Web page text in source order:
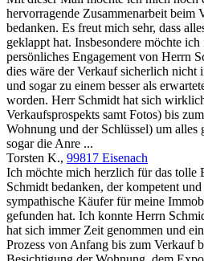
hervorragende Zusammenarbeit beim
bedanken. Es freut mich sehr, dass
geklappt hat. Insbesondere möchte
persönliches Engagement von Herrn
dies wäre der Verkauf sicherlich nicht
und sogar zu einem besser als
worden. Herr Schmidt hat sich
Verkaufsprospekts samt Fotos) bis
Wohnung und der Schlüssel) um
sogar die Anre ...
Torsten K., 99817 Eisenach
Ich möchte mich herzlich für das tolle
Schmidt bedanken, der kompetent
sympathische Käufer für meine
gefunden hat. Ich konnte Herrn
hat sich immer Zeit genommen und
Prozess von Anfang bis zum Verkauf